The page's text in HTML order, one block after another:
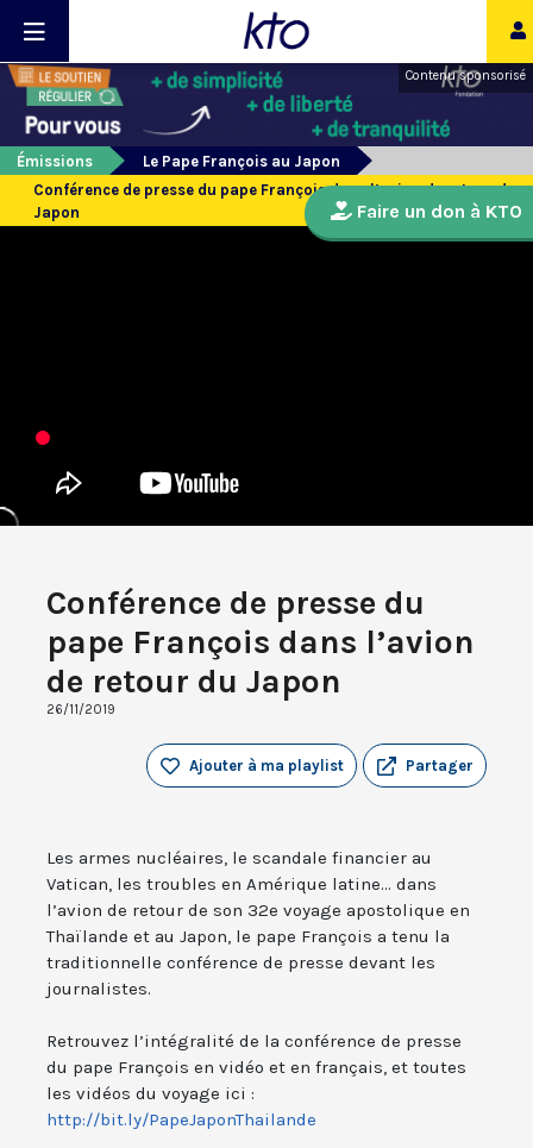
Contenu sponsorisé
Émissions
Le Pape François au Japon
Conférence de presse du pape François dans l’avion de retour du
Japon
Conférence de presse du
pape François dans l’avion
de retour du Japon
26/11/2019
Partager
Ajouter à ma playlist
Les armes nucléaires, le scandale financier au
Vatican, les troubles en Amérique latine... dans
l’avion de retour de son 32e voyage apostolique en
Thaïlande et au Japon, le pape François a tenu la
traditionnelle conférence de presse devant les
journalistes.
Retrouvez l’intégralité de la conférence de presse
du pape François en vidéo et en français, et toutes
les vidéos du voyage ici :
http://bit.ly/PapeJaponThailande
Faire un don à KTO